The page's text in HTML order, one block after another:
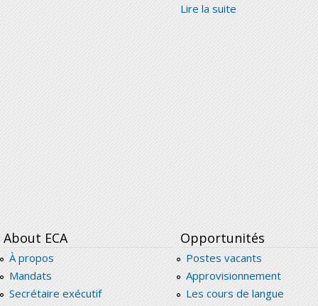
Lire la suite
About ECA
À propos
Mandats
Secrétaire exécutif
Opportunités
Postes vacants
Approvisionnement
Les cours de langue